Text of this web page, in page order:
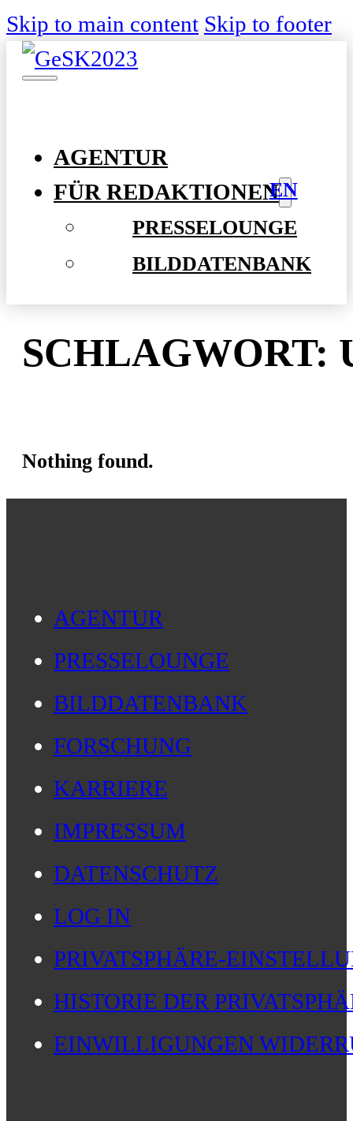
Skip to main content Skip to footer
AGENTUR
FÜR REDAKTIONEN
PRESSELOUNGE
BILDDATENBANK
EN
SCHLAGWORT:
Nothing found.
AGENTUR
PRESSELOUNGE
BILDDATENBANK
FORSCHUNG
KARRIERE
IMPRESSUM
DATENSCHUTZ
LOG IN
PRIVATSPHÄRE-
HISTORIE DER
EINWILLIGUNGEN